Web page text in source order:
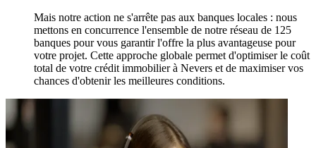
Mais notre action ne s'arrête pas aux banques locales : nous
mettons en concurrence l'ensemble de notre réseau de 125
banques pour vous garantir l'offre la plus avantageuse pour
votre projet. Cette approche globale permet d'optimiser le coût
total de votre crédit immobilier à Nevers et de maximiser vos
chances d'obtenir les meilleures conditions.